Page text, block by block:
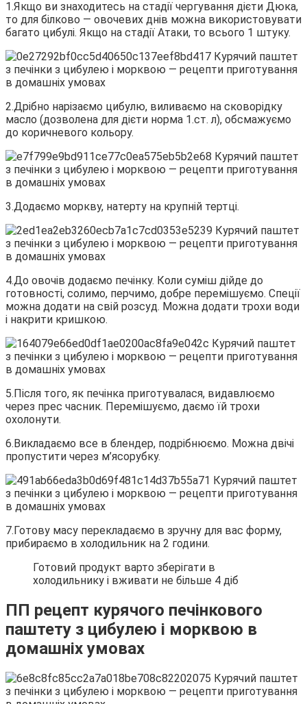
1.Якщо ви знаходитесь на стадії чергування дієти Дюка,
то для білково — овочевих днів можна використовувати
багато цибулі. Якщо на стадії Атаки, то всього 1 штуку.
2.Дрібно нарізаємо цибулю, виливаємо на сковорідку
масло (дозволена для дієти норма 1.ст. л), обсмажуємо
до коричневого кольору.
3.Додаємо моркву, натерту на крупній тертці.
4.До овочів додаємо печінку. Коли суміш дійде до
готовності, солимо, перчимо, добре перемішуємо. Спеції
можна додати на свій розсуд. Можна додати трохи води
і накрити кришкою.
5.Після того, як печінка приготувалася, видавлюємо
через прес часник. Перемішуємо, даємо їй трохи
охолонути.
6.Викладаємо все в блендер, подрібнюємо. Можна двічі
пропустити через м’ясорубку.
7.Готову масу перекладаємо в зручну для вас форму,
прибираємо в холодильник на 2 години.
Готовий продукт варто зберігати в
холодильнику і вживати не більше 4 діб
ПП рецепт курячого печінкового
паштету з цибулею і морквою в
домашніх умовах